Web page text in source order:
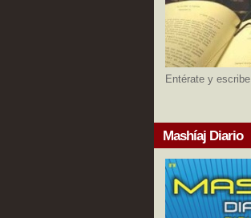
Entérate y escribe
Mashíaj Diario